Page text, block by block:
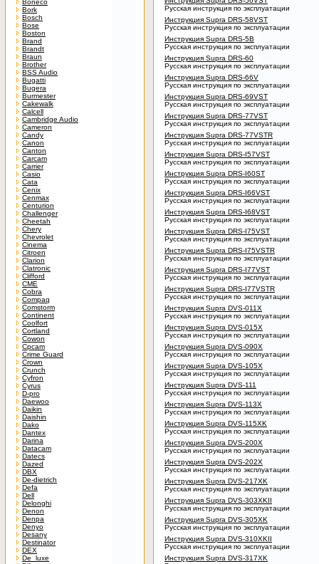
Boneco
Bork
Bosch
Bose
Boston
Brand
Brandt
Braun
Brother
BSS Audio
Bugatti
Bugera
Burmester
Cakewalk
Calcell
Cambridge Audio
Cameron
Candy
Canon
Canton
Carcam
Carrier
Casio
Cata
Cenix
Cenmax
Centurion
Challenger
Cheetah
Chery
Chevrolet
Cinema
Citroen
Clarion
Clatronic
Clifford
CME
Cobra
Compaq
Comstorm
Continent
Coolfort
Cortland
Cowon
Cpcam
Crime Guard
Crown
Crunch
Cyfron
Cyrus
D-pro
Daewoo
Daikin
Daishin
Dako
Dantex
Darina
Datacam
Datecs
Dazed
DBX
De-dietrich
Defa
Dell
Delonghi
Denon
Denpa
Denyo
Desany
Destinator
DEX
De_luxe
Русская инструкция по эксплуатации
Инструкция Supra DRS-58VST
Русская инструкция по эксплуатации
Инструкция Supra DRS-5B
Русская инструкция по эксплуатации
Инструкция Supra DRS-60
Русская инструкция по эксплуатации
Инструкция Supra DRS-66V
Русская инструкция по эксплуатации
Инструкция Supra DRS-69VST
Русская инструкция по эксплуатации
Инструкция Supra DRS-77VST
Русская инструкция по эксплуатации
Инструкция Supra DRS-77VSTR
Русская инструкция по эксплуатации
Инструкция Supra DRS-I57VST
Русская инструкция по эксплуатации
Инструкция Supra DRS-I60ST
Русская инструкция по эксплуатации
Инструкция Supra DRS-I66VST
Русская инструкция по эксплуатации
Инструкция Supra DRS-I68VST
Русская инструкция по эксплуатации
Инструкция Supra DRS-I75VST
Русская инструкция по эксплуатации
Инструкция Supra DRS-I75VSTR
Русская инструкция по эксплуатации
Инструкция Supra DRS-I77VST
Русская инструкция по эксплуатации
Инструкция Supra DRS-I77VSTR
Русская инструкция по эксплуатации
Инструкция Supra DVS-011X
Русская инструкция по эксплуатации
Инструкция Supra DVS-015X
Русская инструкция по эксплуатации
Инструкция Supra DVS-090X
Русская инструкция по эксплуатации
Инструкция Supra DVS-105X
Русская инструкция по эксплуатации
Инструкция Supra DVS-111
Русская инструкция по эксплуатации
Инструкция Supra DVS-113X
Русская инструкция по эксплуатации
Инструкция Supra DVS-115XK
Русская инструкция по эксплуатации
Инструкция Supra DVS-200X
Русская инструкция по эксплуатации
Инструкция Supra DVS-202X
Русская инструкция по эксплуатации
Инструкция Supra DVS-217XK
Русская инструкция по эксплуатации
Инструкция Supra DVS-303XKII
Русская инструкция по эксплуатации
Инструкция Supra DVS-305XK
Русская инструкция по эксплуатации
Инструкция Supra DVS-310XKII
Русская инструкция по эксплуатации
Инструкция Supra DVS-317XK